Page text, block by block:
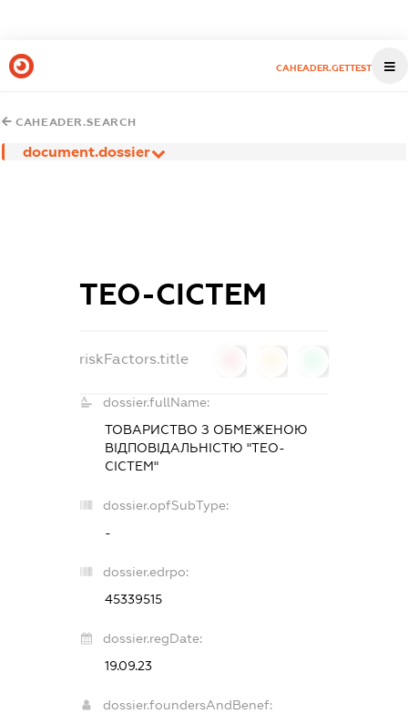
CAHEADER.GETTEST
CAHEADER.SEARCH
document.dossier
ТЕО-СІСТЕМ
riskFactors.title
dossier.fullName:
ТОВАРИСТВО З ОБМЕЖЕНОЮ
ВІДПОВІДАЛЬНІСТЮ "ТЕО-
СІСТЕМ"
dossier.opfSubType:
-
dossier.edrpo:
45339515
dossier.regDate:
19.09.23
dossier.foundersAndBenef: